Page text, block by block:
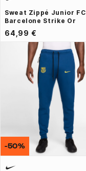
Sweat Zippé Junior FC
Barcelone Strike Or
64,99 €
-50%